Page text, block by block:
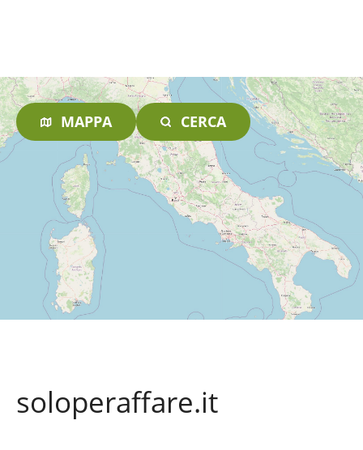
MAPPA CERCA
soloperaffare.it